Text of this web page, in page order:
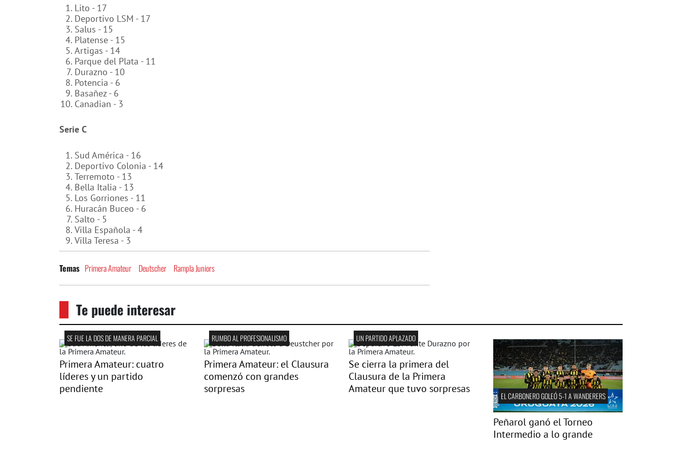
Lito - 17
Deportivo LSM - 17
Salus - 15
Platense - 15
Artigas - 14
Parque del Plata - 11
Durazno - 10
Potencia - 6
Basañez - 6
Canadian - 3
Serie C
Sud América - 16
Deportivo Colonia - 14
Terremoto - 13
Bella Italia - 13
Los Gorriones - 11
Huracán Buceo - 6
Salto - 5
Villa Española - 4
Villa Teresa - 3
Temas Primera Amateur Deutscher Rampla Juniors
Te puede interesar
SE FUE LA DOS DE MANERA PARCIAL
Primera Amateur: cuatro
líderes y un partido
pendiente
RUMBO AL PROFESIONALISMO
Primera Amateur: el Clausura
comenzó con grandes
sorpresas
UN PARTIDO APLAZADO
Se cierra la primera del
Clausura de la Primera
Amateur que tuvo sorpresas
EL CARBONERO GOLEÓ 5-1 A WANDERERS
Peñarol ganó el Torneo
Intermedio a lo grande